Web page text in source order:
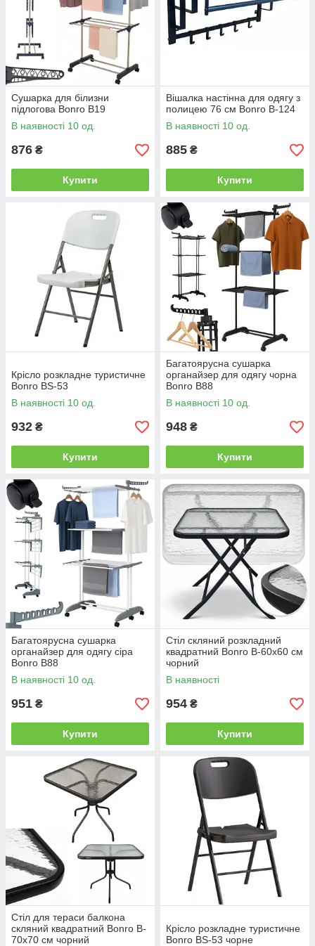
Сушарка для білизни
підлогова Bonro B19
В наявності 10 од.
876 ₴
Купити
Вішалка настінна для одягу з
полицею 76 см Bonro B-124
В наявності 10 од.
885 ₴
Купити
Крісло розкладне туристичне
Bonro BS-53
В наявності 10 од.
932 ₴
Купити
Багатоярусна сушарка
органайзер для одягу чорна
Bonro B88
В наявності 10 од.
948 ₴
Купити
Багатоярусна сушарка
органайзер для одягу сіра
Bonro B88
В наявності 10 од.
951 ₴
Купити
Стіл скляний розкладний
квадратний Bonro B-60х60 см
чорний
В наявності
954 ₴
Купити
Стіл для тераси балкона
скляний квадратний Bonro B-
70х70 см чорний
Крісло розкладне туристичне
Bonro BS-53 чорне